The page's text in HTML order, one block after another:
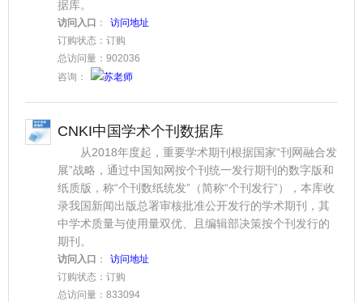
据库。
访问入口 ：
访问地址
订购状态：订购
总访问量：902036
咨询：
苏老师
CNKI中国学术个刊数据库
从2018年度起，重要学术期刊根据国家“刊网融合发
展”战略，通过中国知网按个刊统一发行期刊的数字版和
纸质版，称“个刊数纸统发”（简称“个刊发行”），本库收
录我国新闻出版总署审核批准公开发行的学术期刊，其
中学术质量与使用量双优、且编辑部决策按个刊发行的
期刊。
访问入口 ：
访问地址
订购状态：订购
总访问量：833094